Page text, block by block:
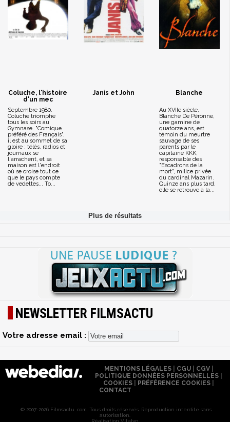
Coluche, l'histoire
d'un mec
Septembre 1980.
Coluche triomphe
tous les soirs au
Gymnase. "Comique
préféré des Français",
il est au sommet de sa
gloire ; télés, radios et
journaux se
l'arrachent, et sa
maison est l'endroit
où se croise tout ce
que le pays compte
de vedettes... To...
Janis et John Blanche
Au XVIIe siècle,
Blanche De Péronne,
une gamine de
quatorze ans, est
témoin du meurtre
sauvage de ses
parents par le
capitaine KKK,
responsable des
"Escadrons de la
mort", milice privée
du cardinal Mazarin.
Quinze ans plus tard,
elle se retrouve à la...
NEWSLETTER FILMSACTU
Votre adresse email :
MENTIONS LÉGALES| CGU| CGV|
POLITIQUE DONNÉES PERSONNELLES
COOKIES
PRÉFÉRENCE COOKIES
CONTACT
© 2007-2026 Filmsactu .com. Tous droits réservés. Reproduction interdite sans
autorisation.
Réalisation Vitalyn